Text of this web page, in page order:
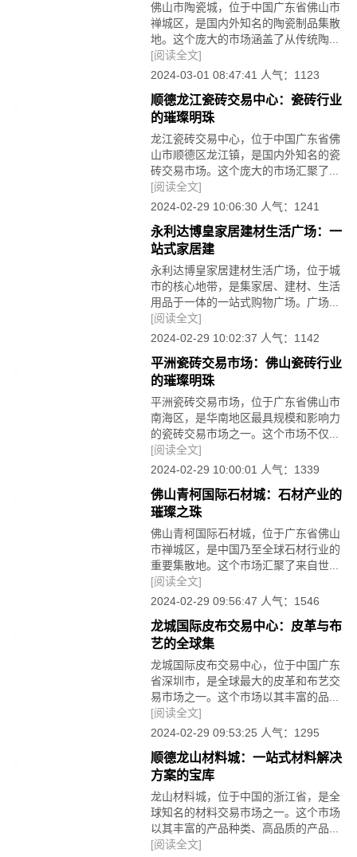
佛山市陶瓷城，位于中国广东省佛山市
禅城区，是国内外知名的陶瓷制品集散
地。这个庞大的市场涵盖了从传统陶...
[阅读全文]
2024-03-01 08:47:41 人气：1123
顺德龙江瓷砖交易中心：瓷砖行业
的璀璨明珠
龙江瓷砖交易中心，位于中国广东省佛
山市顺德区龙江镇，是国内外知名的瓷
砖交易市场。这个庞大的市场汇聚了...
[阅读全文]
2024-02-29 10:06:30 人气：1241
永利达博皇家居建材生活广场：一
站式家居建
永利达博皇家居建材生活广场，位于城
市的核心地带，是集家居、建材、生活
用品于一体的一站式购物广场。广场...
[阅读全文]
2024-02-29 10:02:37 人气：1142
平洲瓷砖交易市场：佛山瓷砖行业
的璀璨明珠
平洲瓷砖交易市场，位于广东省佛山市
南海区，是华南地区最具规模和影响力
的瓷砖交易市场之一。这个市场不仅...
[阅读全文]
2024-02-29 10:00:01 人气：1339
佛山青柯国际石材城：石材产业的
璀璨之珠
佛山青柯国际石材城，位于广东省佛山
市禅城区，是中国乃至全球石材行业的
重要集散地。这个市场汇聚了来自世...
[阅读全文]
2024-02-29 09:56:47 人气：1546
龙城国际皮布交易中心：皮革与布
艺的全球集
龙城国际皮布交易中心，位于中国广东
省深圳市，是全球最大的皮革和布艺交
易市场之一。这个市场以其丰富的品...
[阅读全文]
2024-02-29 09:53:25 人气：1295
顺德龙山材料城：一站式材料解决
方案的宝库
龙山材料城，位于中国的浙江省，是全
球知名的材料交易市场之一。这个市场
以其丰富的产品种类、高品质的产品...
[阅读全文]